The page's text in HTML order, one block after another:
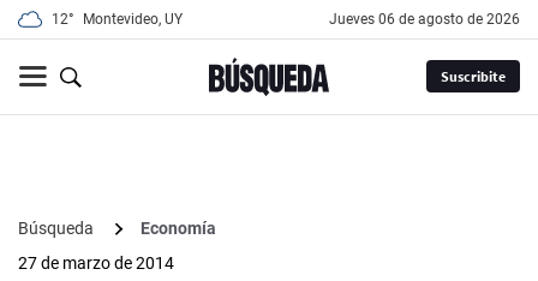
12° Montevideo, UY jueves 06 de agosto de 2026
Suscribite
Búsqueda
Economía
27 de marzo de 2014